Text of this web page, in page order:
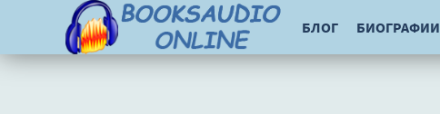
БЛОГ БИОГРАФИИ